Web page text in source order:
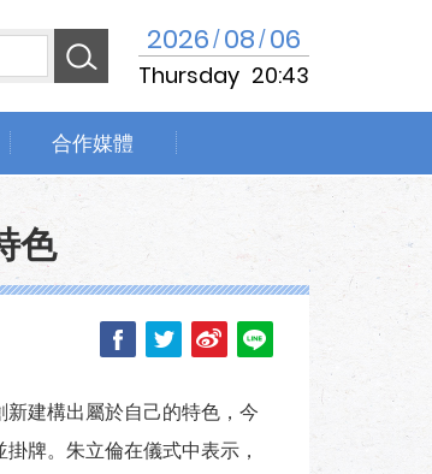
2026/08/06
Thursday 20:43
合作媒體
色
建構出屬於自己的特色，今
牌。朱立倫在儀式中表示，